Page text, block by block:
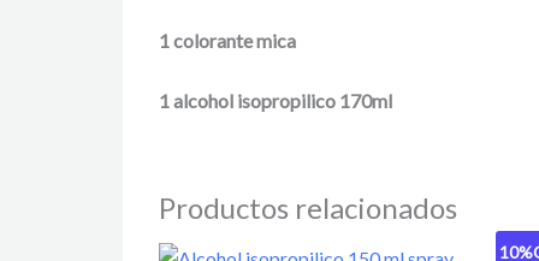
1 colorante mica
1 alcohol isopropilico 170ml
Productos relacionados
10%